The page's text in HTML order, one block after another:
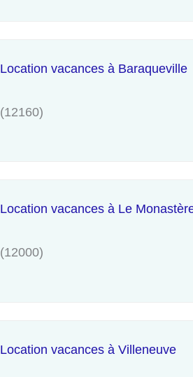
Location vacances à Baraqueville
(12160)
Location vacances à Le
(12000)
Location vacances à Villeneuve